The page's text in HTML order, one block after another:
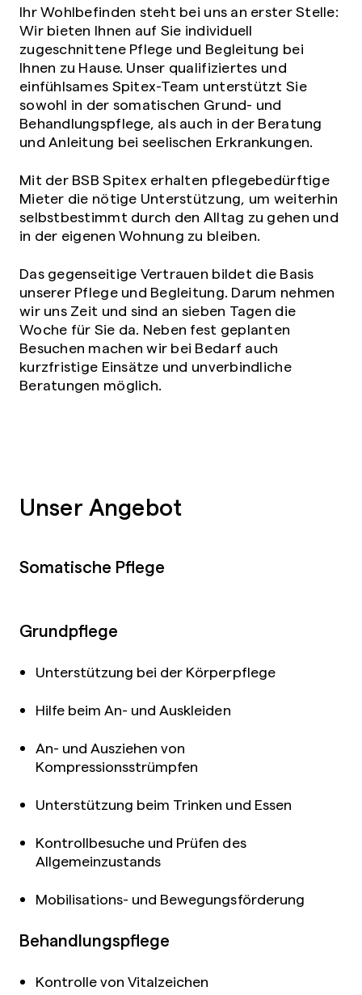
Ihr Wohlbefinden steht bei uns an erster Stelle:
Wir bieten Ihnen auf Sie individuell
zugeschnittene Pflege und Begleitung bei
Ihnen zu Hause. Unser qualifiziertes und
einfühlsames Spitex-Team unterstützt Sie
sowohl in der somatischen Grund- und
Behandlungspflege, als auch in der Beratung
und Anleitung bei seelischen Erkrankungen.
Mit der BSB Spitex erhalten pflegebedürftige
Mieter die nötige Unterstützung, um weiterhin
selbstbestimmt durch den Alltag zu gehen und
in der eigenen Wohnung zu bleiben.
Das gegenseitige Vertrauen bildet die Basis
unserer Pflege und Begleitung. Darum nehmen
wir uns Zeit und sind an sieben Tagen die
Woche für Sie da. Neben fest geplanten
Besuchen machen wir bei Bedarf auch
kurzfristige Einsätze und unverbindliche
Beratungen möglich.
Unser Angebot
Somatische Pflege
Grundpflege
Unterstützung bei der Körperpflege
Hilfe beim An- und Auskleiden
An- und Ausziehen von
Kompressionsstrümpfen
Unterstützung beim Trinken und Essen
Kontrollbesuche und Prüfen des
Allgemeinzustands
Mobilisations- und Bewegungsförderung
Behandlungspflege
Kontrolle von Vitalzeichen